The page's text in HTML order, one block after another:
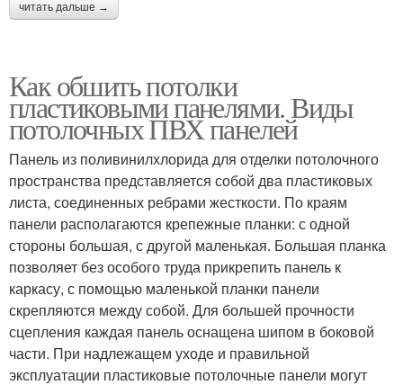
читать дальше →
Как обшить потолки
пластиковыми панелями. Виды
потолочных ПВХ панелей
Панель из поливинилхлорида для отделки потолочного
пространства представляется собой два пластиковых
листа, соединенных ребрами жесткости. По краям
панели располагаются крепежные планки: с одной
стороны большая, с другой маленькая. Большая планка
позволяет без особого труда прикрепить панель к
каркасу, с помощью маленькой планки панели
скрепляются между собой. Для большей прочности
сцепления каждая панель оснащена шипом в боковой
части. При надлежащем уходе и правильной
эксплуатации пластиковые потолочные панели могут